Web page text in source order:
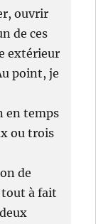
ouvrir
de ces
extérieur
point, je
en temps
ou trois
de
à fait